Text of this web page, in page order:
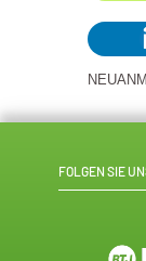
FOLGEN SIE